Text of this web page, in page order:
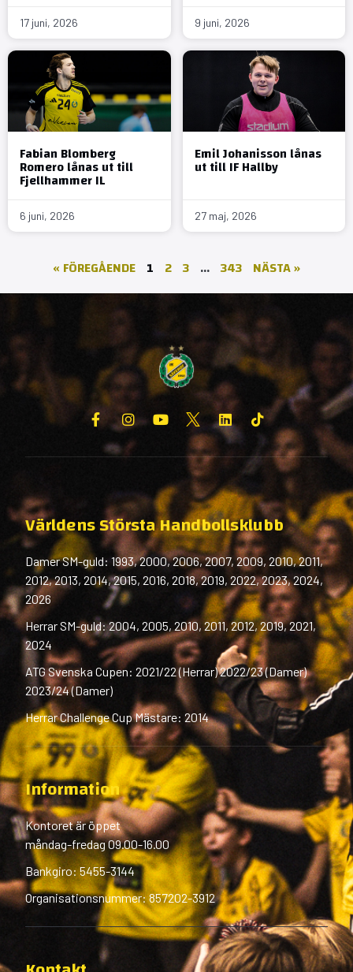
17 juni, 2026 9 juni, 2026
Fabian Blomberg
Romero lånas ut till
Fjellhammer IL
6 juni, 2026
Emil Johanisson lånas
ut till IF Hallby
27 maj, 2026
« FÖREGÅENDE 1 2 3 … 343 NÄSTA »
Världens Största Handbollsklubb
Damer SM-guld: 1993, 2000, 2006, 2007, 2009, 2010, 2011,
2012, 2013, 2014, 2015, 2016, 2018, 2019, 2022, 2023, 2024,
2026
Herrar SM-guld: 2004, 2005, 2010, 2011, 2012, 2019, 2021,
2024
ATG Svenska Cupen: 2021/22 (Herrar) 2022/23 (Damer)
2023/24 (Damer)
Herrar Challenge Cup Mästare: 2014
Information
Kontoret är öppet
måndag-fredag 09.00-16.00
Bankgiro: 5455-3144
Organisationsnummer: 857202-3912